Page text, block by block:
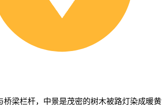
梁栏杆，中景是茂密的树木被路灯染成